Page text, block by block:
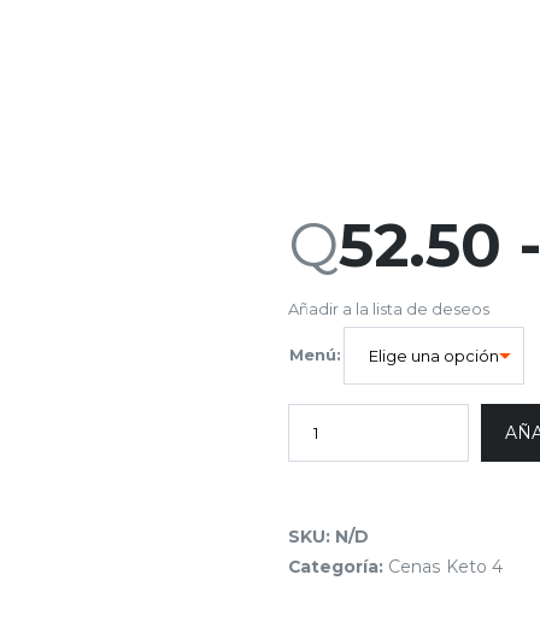
Q52.50
Añadir a la lista de deseos
Menú:
SKU: N/D
Categoría: Cenas Keto 4